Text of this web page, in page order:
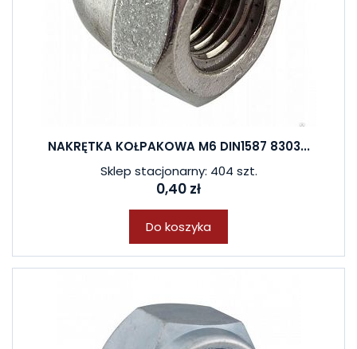
NAKRĘTKA KOŁPAKOWA M6 DIN1587 8303...
Sklep stacjonarny: 404 szt.
0,40 zł
Do koszyka